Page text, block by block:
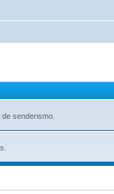
senderismo.